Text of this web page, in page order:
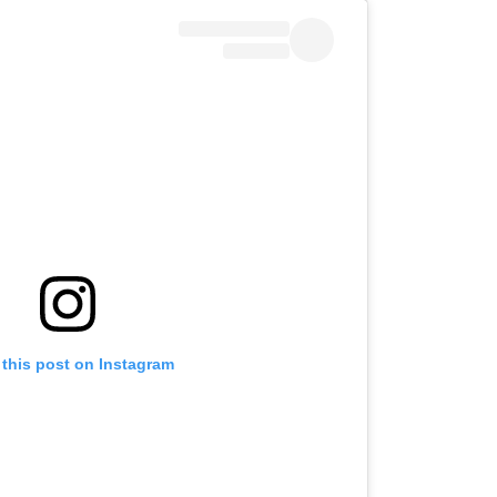
this post on Instagram